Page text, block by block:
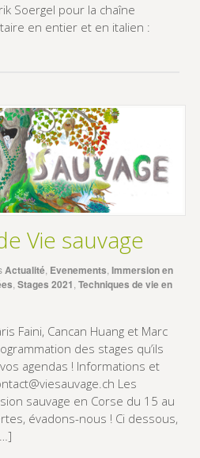
Soergel pour la chaîne
en entier et en italien :
Vie sauvage
Actualité, Evenements Immersion en
Stages 2021 Techniques de vie en
Faini, Cancan Huang et Marc
des stages qu’ils
agendas ! Informations et
Les
sauvage en Corse du 15 au
évadons-nous ! Ci dessous,